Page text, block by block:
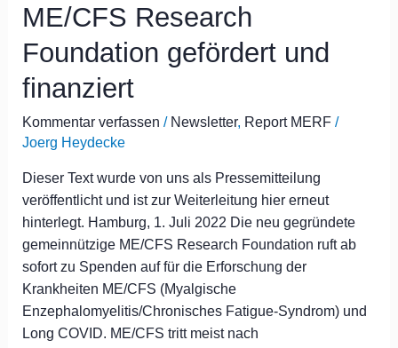
ME/CFS Research
Foundation gefördert und
finanziert
Kommentar verfassen / Newsletter, Report MERF/
Joerg Heydecke
Dieser Text wurde von uns als Pressemitteilung
veröffentlicht und ist zur Weiterleitung hier erneut
hinterlegt. Hamburg, 1. Juli 2022 Die neu gegründete
gemeinnützige ME/CFS Research Foundation ruft ab
sofort zu Spenden auf für die Erforschung der
Krankheiten ME/CFS (Myalgische
Enzephalomyelitis/Chronisches Fatigue-Syndrom) und
Long COVID. ME/CFS tritt meist nach
wird
ab
durch
die
ME/CFS
Foundation
gefördert
und
finanziert